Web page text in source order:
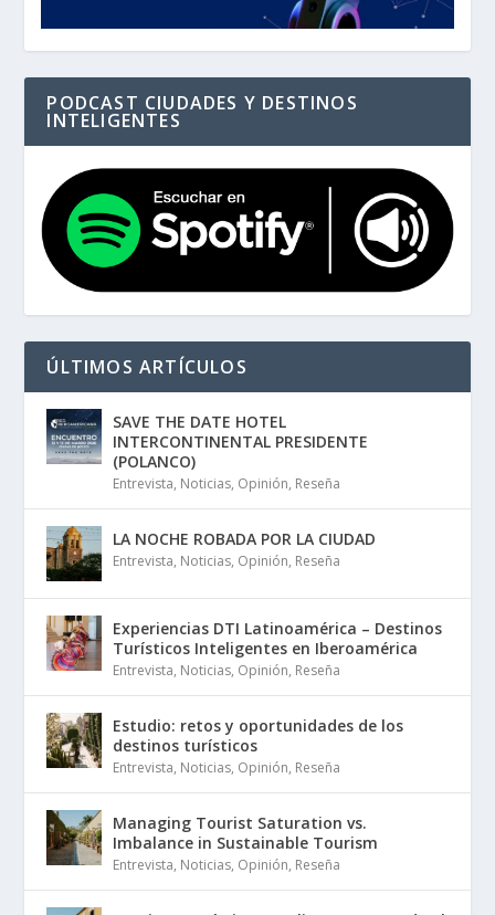
PODCAST CIUDADES Y DESTINOS
INTELIGENTES
ÚLTIMOS ARTÍCULOS
SAVE THE DATE HOTEL
INTERCONTINENTAL PRESIDENTE
(POLANCO)
Entrevista, Noticias, Opinión, Reseña
LA NOCHE ROBADA POR LA CIUDAD
Entrevista, Noticias, Opinión, Reseña
Experiencias DTI Latinoamérica – Destinos
Turísticos Inteligentes en Iberoamérica
Entrevista, Noticias, Opinión, Reseña
Estudio: retos y oportunidades de los
destinos turísticos
Entrevista, Noticias, Opinión, Reseña
Managing Tourist Saturation vs.
Imbalance in Sustainable Tourism
Entrevista, Noticias, Opinión, Reseña